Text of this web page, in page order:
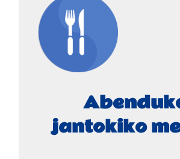
jantokiko